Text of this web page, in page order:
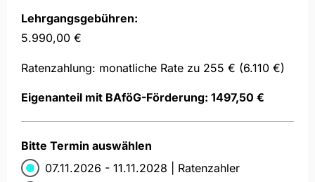
Lehrgangsgebühren:
5.990,00 €
Ratenzahlung: monatliche Rate zu 255 € (6.110 €)
Eigenanteil mit BAföG-Förderung: 1497,50 €
Bitte Termin auswählen
07.11.2026 - 11.11.2028 | Ratenzahler